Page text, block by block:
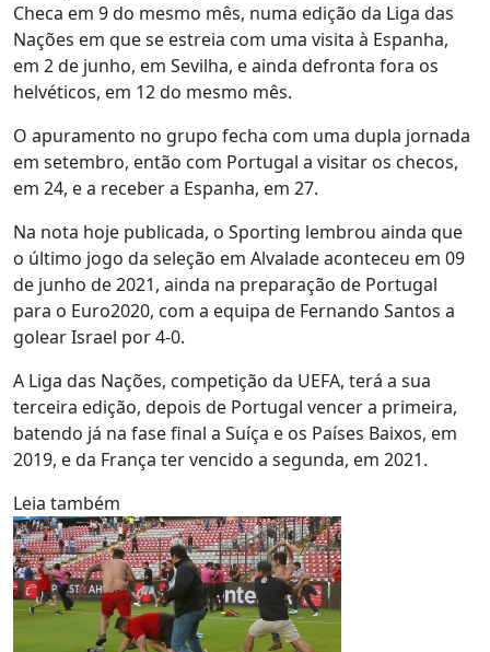
Checa em 9 do mesmo mês, numa edição da Liga das
Nações em que se estreia com uma visita à Espanha,
em 2 de junho, em Sevilha, e ainda defronta fora os
helvéticos, em 12 do mesmo mês.
O apuramento no grupo fecha com uma dupla jornada
em setembro, então com Portugal a visitar os checos,
em 24, e a receber a Espanha, em 27.
Na nota hoje publicada, o Sporting lembrou ainda que
o último jogo da seleção em Alvalade aconteceu em 09
de junho de 2021, ainda na preparação de Portugal
para o Euro2020, com a equipa de Fernando Santos a
golear Israel por 4-0.
A Liga das Nações, competição da UEFA, terá a sua
terceira edição, depois de Portugal vencer a primeira,
batendo já na fase final a Suíça e os Países Baixos, em
2019, e da França ter vencido a segunda, em 2021.
Leia também